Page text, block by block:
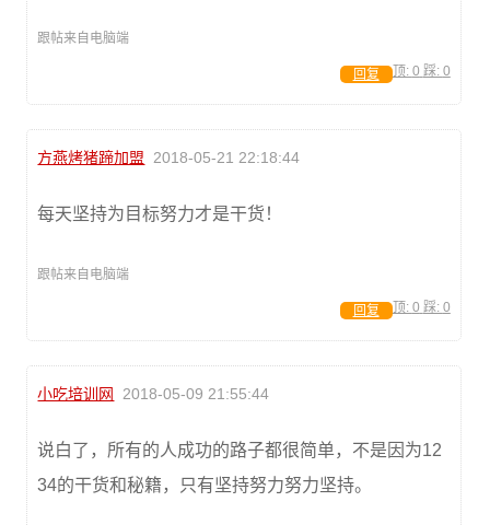
跟帖来自电脑端
顶: 0 踩: 0
回复
方燕烤猪蹄加盟 2018-05-21 22:18:44
每天坚持为目标努力才是干货！
跟帖来自电脑端
顶: 0 踩: 0
回复
小吃培训网 2018-05-09 21:55:44
说白了，所有的人成功的路子都很简单，不是因为12
34的干货和秘籍，只有坚持努力努力坚持。